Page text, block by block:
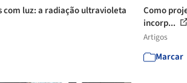
com luz: a radiação ultravioleta
Como
incorp...
Artigos
Marcar